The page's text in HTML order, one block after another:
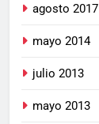
agosto 2017
mayo 2014
julio 2013
mayo 2013